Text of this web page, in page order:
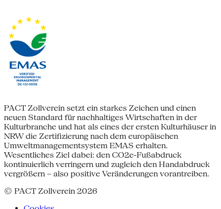
PACT Zollverein setzt ein starkes Zeichen und einen
neuen Standard für nachhaltiges Wirtschaften in der
Kulturbranche und hat als eines der ersten Kulturhäuser in
NRW die Zertifizierung nach dem europäischen
Umweltmanagementsystem EMAS erhalten.
Wesentliches Ziel dabei: den CO2e-Fußabdruck
kontinuierlich verringern und zugleich den Handabdruck
vergrößern – also positive Veränderungen vorantreiben.
© PACT Zollverein 2026